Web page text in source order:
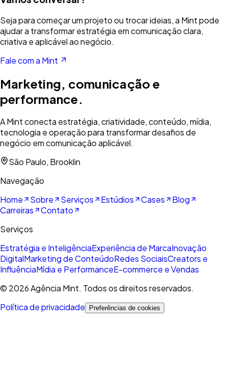
Seja para começar um projeto ou trocar ideias, a Mint pode
ajudar a transformar estratégia em comunicação clara,
criativa e aplicável ao negócio.
Fale com a Mint
Marketing, comunicação e
performance.
A Mint conecta estratégia, criatividade, conteúdo, mídia,
tecnologia e operação para transformar desafios de
negócio em comunicação aplicável.
São Paulo, Brooklin
Navegação
Home
Sobre Serviços Estúdios Cases
Blog
Carreiras
Contato
Serviços
Estratégia e InteligênciaExperiência de MarcaInovação
DigitalMarketing de ConteúdoRedes SociaisCreators e
InfluênciaMídia e PerformanceE-commerce e Vendas
© 2026Agência Mint. Todos os direitos reservados.
Política de privacidade
Preferências de cookies